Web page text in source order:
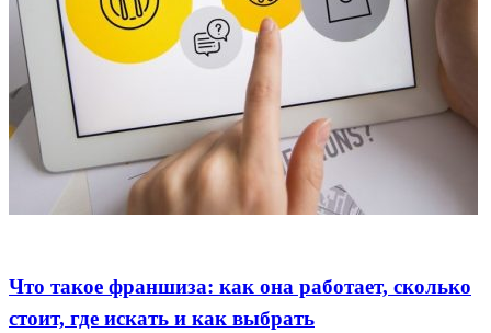
Что такое франшиза: как она работает, сколько
стоит, где искать и как выбрать